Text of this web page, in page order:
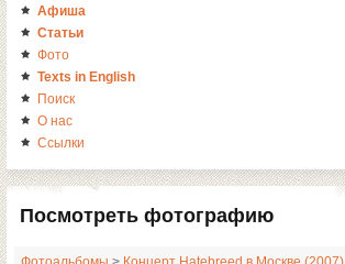
Афиша
Статьи
Фото
Texts in English
Поиск
О нас
Ссылки
Посмотреть фотографию